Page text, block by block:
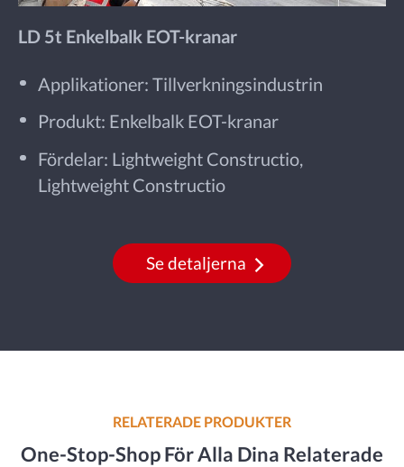
LD 5t Enkelbalk EOT-kranar
Applikationer: Tillverkningsindustrin
Produkt: Enkelbalk EOT-kranar
Fördelar: Lightweight Constructio,
Lightweight Constructio
Se detaljerna
RELATERADE PRODUKTER
One-Stop-Shop För Alla Dina Relaterade